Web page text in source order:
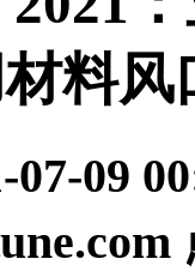
料风
07-09